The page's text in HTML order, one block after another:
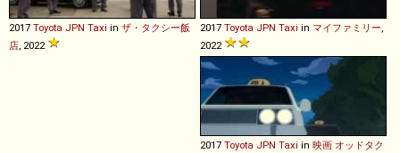
2017 Toyota JPN Taxi in ザ・タクシー飯
店, 2022
2017 Toyota JPN Taxi in マイファミリー,
2022
2017 Toyota JPN Taxi in 映画 オッドタク